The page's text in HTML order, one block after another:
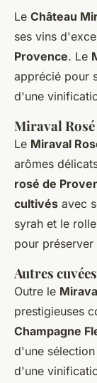
Le Château
ses vins
Provence. Le
apprécié pour
d'une
Miraval Rosé
Le Miraval
arômes
rosé de
cultivés avec
syrah et le
pour
Autres
Outre le
prestigieuses
Champagne
d'une
d'une